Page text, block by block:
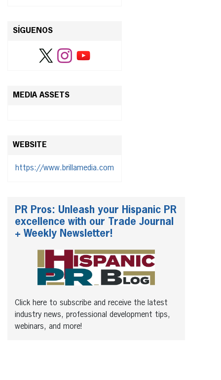
SÍGUENOS
MEDIA ASSETS
WEBSITE
https://www.brillamedia.com
PR Pros: Unleash your Hispanic PR
excellence with our Trade Journal
+ Weekly Newsletter!
Click here to subscribe and receive the latest
industry news, professional development tips,
webinars, and more!